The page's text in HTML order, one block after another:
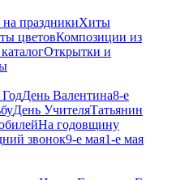
праздникиХиты
цветовКомпозиции из
Открытки и
День Валентина8-е
День УчителяТатьянин
На годовщину
звонок9-е мая1-е мая